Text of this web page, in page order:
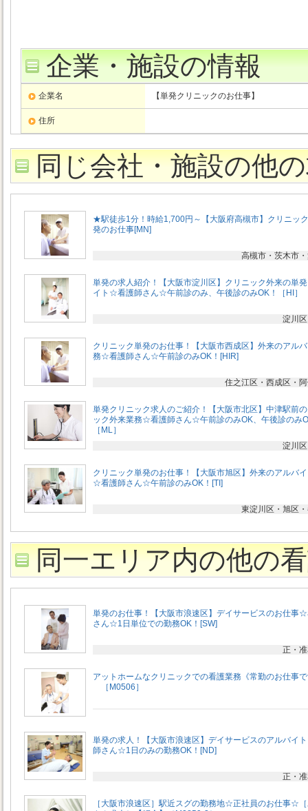
企業・施設の情報
企業名 【単発クリニックのお仕事】
住所
同じ会社・施設の他
★駅徒歩1分！時給1,700円～【大阪府高槻市】クリニッ
発のお仕事[MN]
高槻市・茨木市
単発の求人紹介！【大阪市淀川区】クリニック外来の単
イト☆看護師さん☆午前診のみ、午後診のみOK！［HI］
淀川
クリニック単発のお仕事！【大阪市西成区】外来のアル
務☆看護師さん☆午前診のみOK！[HIR]
住之江区・西成区・
単発クリニック求人のご紹介！【大阪市北区】中津駅前
ック外来業務☆看護師さん☆午前診のみOK、午後診のみ
［ML］
淀川
クリニック単発のお仕事！【大阪市旭区】外来のアルバ
☆看護師さん☆午前診のみOK！[TI]
東淀川区・旭区
同一エリア内の他の
単発のお仕事！【大阪市浪速区】デイサービスのお仕事
さん☆1日単位での勤務OK！[SW]
正・
アットホームなクリニックでの看護業務《常勤のお仕事
［M0506］
単発の求人！【大阪市浪速区】デイサービスのアルバイ
師さん☆1日のみの勤務OK！[ND]
正・
［大阪市浪速区］駅近スグの勤務地☆正社員のお仕事☆